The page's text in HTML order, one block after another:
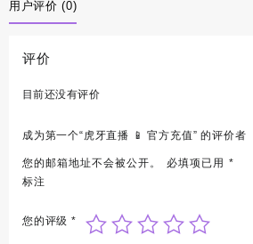
数
量
充
值
官
数
用户评价 (0)
评价
目前还没有评价
成为第一个“虎牙直播 📱 官方充值” 的评价者
您的邮箱地址不会被公开。 必填项已用*
标注
您的评级 *